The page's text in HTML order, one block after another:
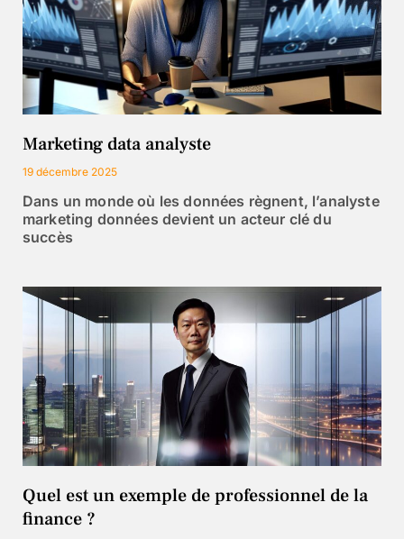
Marketing data analyste
19 décembre 2025
Dans un monde où les données règnent, l’analyste
marketing données devient un acteur clé du
succès
Quel est un exemple de professionnel de la
finance ?